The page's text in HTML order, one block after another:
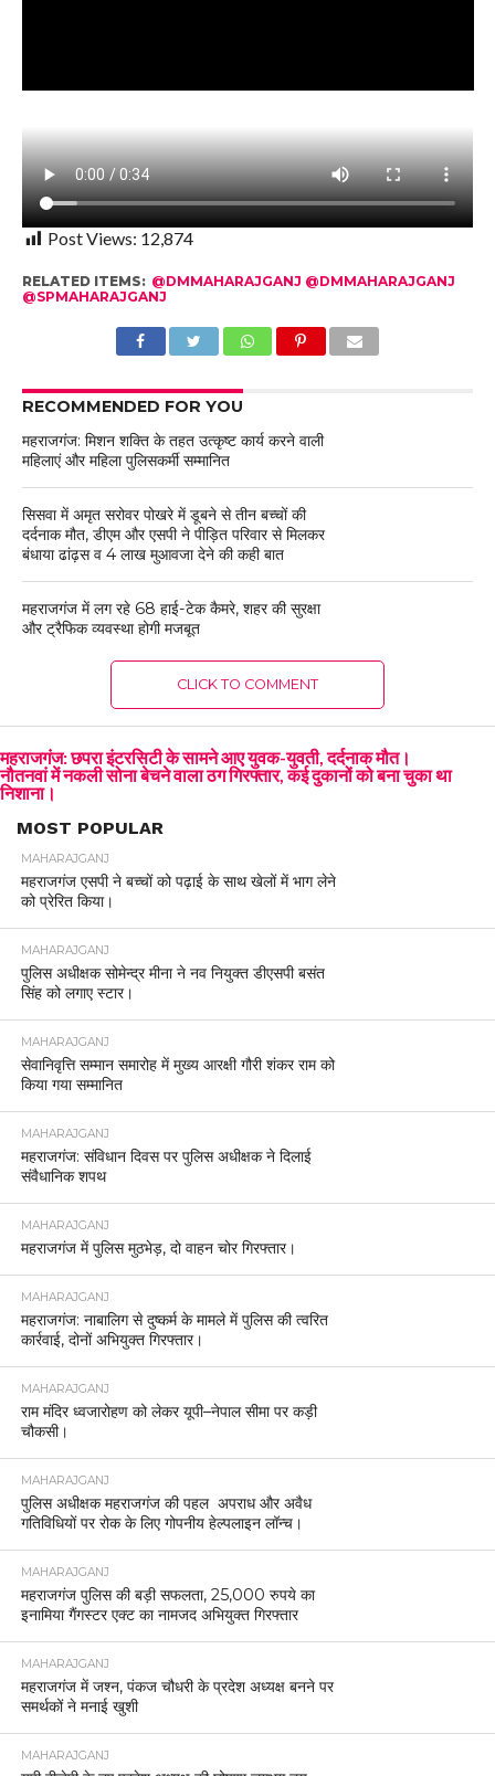
Post Views: 12,874
RELATED ITEMS: @DMMAHARAJGANJ @DMMAHARAJGANJ
@SPMAHARAJGANJ
RECOMMENDED FOR YOU
महराजगंज: मिशन शक्ति के तहत उत्कृष्ट कार्य करने वाली
महिलाएं और महिला पुलिसकर्मी सम्मानित
सिसवा में अमृत सरोवर पोखरे में डूबने से तीन बच्चों की
दर्दनाक मौत, डीएम और एसपी ने पीड़ित परिवार से मिलकर
बंधाया ढांढ़स व 4 लाख मुआवजा देने की कही बात
महराजगंज में लग रहे 68 हाई-टेक कैमरे, शहर की सुरक्षा
और ट्रैफिक व्यवस्था होगी मजबूत
CLICK TO COMMENT
महराजगंज: छपरा इंटरसिटी के सामने आए युवक-युवती, दर्दनाक मौत।
नौतनवां में नकली सोना बेचने वाला ठग गिरफ्तार, कई दुकानों को बना चुका था
निशाना।
MOST POPULAR
MAHARAJGANJ
महराजगंज एसपी ने बच्चों को पढ़ाई के साथ खेलों में भाग लेने
को प्रेरित किया।
MAHARAJGANJ
पुलिस अधीक्षक सोमेन्द्र मीना ने नव नियुक्त डीएसपी बसंत
सिंह को लगाए स्टार।
MAHARAJGANJ
सेवानिवृत्ति सम्मान समारोह में मुख्य आरक्षी गौरी शंकर राम को
किया गया सम्मानित
MAHARAJGANJ
महराजगंज: संविधान दिवस पर पुलिस अधीक्षक ने दिलाई
संवैधानिक शपथ
MAHARAJGANJ
महराजगंज में पुलिस मुठभेड़, दो वाहन चोर गिरफ्तार।
MAHARAJGANJ
महराजगंज: नाबालिग से दुष्कर्म के मामले में पुलिस की त्वरित
कार्रवाई, दोनों अभियुक्त गिरफ्तार।
MAHARAJGANJ
राम मंदिर ध्वजारोहण को लेकर यूपी–नेपाल सीमा पर कड़ी
चौकसी।
MAHARAJGANJ
पुलिस अधीक्षक महराजगंज की पहल अपराध और अवैध
गतिविधियों पर रोक के लिए गोपनीय हेल्पलाइन लॉन्च।
MAHARAJGANJ
महराजगंज पुलिस की बड़ी सफलता, 25,000 रुपये का
इनामिया गैंगस्टर एक्ट का नामजद अभियुक्त गिरफ्तार
MAHARAJGANJ
महराजगंज में जश्न, पंकज चौधरी के प्रदेश अध्यक्ष बनने पर
समर्थकों ने मनाई खुशी
MAHARAJGANJ